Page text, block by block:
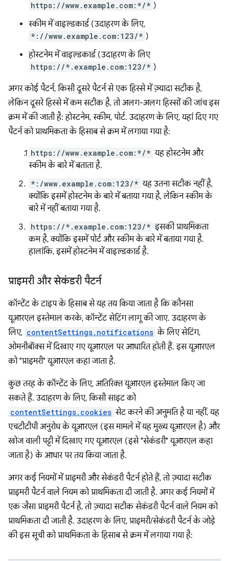
https://www.example.com:*/* )
स्कीम में वाइल्डकार्ड (उदाहरण के लिए,
*://www.example.com:123/* )
होस्टनेम में वाइल्डकार्ड (उदाहरण के लिए
https://*.example.com:123/* )
अगर कोई पैटर्न, किसी दूसरे पैटर्न से एक हिस्से में ज़्यादा सटीक है,
लेकिन दूसरे हिस्से में कम सटीक है, तो अलग-अलग हिस्सों की जांच इस
क्रम में की जाती है: होस्टनेम, स्कीम, पोर्ट. उदाहरण के लिए, यहां दिए गए
पैटर्न को प्राथमिकता के हिसाब से क्रम में लगाया गया है:
https://www.example.com:*/* यह होस्टनेम और
स्कीम के बारे में बताता है.
*:/www.example.com:123/* यह उतना सटीक नहीं है,
क्योंकि इसमें होस्टनेम के बारे में बताया गया है, लेकिन स्कीम के
बारे में नहीं बताया गया है.
https://*.example.com:123/* इसकी प्राथमिकता
कम है, क्योंकि इसमें पोर्ट और स्कीम के बारे में बताया गया है.
हालांकि, इसमें होस्टनेम में वाइल्डकार्ड है.
प्राइमरी और सेकंडरी पैटर्न
कॉन्टेंट के टाइप के हिसाब से यह तय किया जाता है कि कौनसा
यूआरएल इस्तेमाल करके, कॉन्टेंट सेटिंग लागू की जाए. उदाहरण के
लिए, contentSettings.notifications के लिए सेटिंग,
ओमनीबॉक्स में दिखाए गए यूआरएल पर आधारित होती हैं. इस यूआरएल
को "प्राइमरी" यूआरएल कहा जाता है.
कुछ तरह के कॉन्टेंट के लिए, अतिरिक्त यूआरएल इस्तेमाल किए जा
सकते हैं. उदाहरण के लिए, किसी साइट को
contentSettings.cookies सेट करने की अनुमति है या नहीं, यह
एचटीटीपी अनुरोध के यूआरएल (इस मामले में यह मुख्य यूआरएल है) और
खोज वाली पट्टी में दिखाए गए यूआरएल (इसे "सेकंडरी" यूआरएल कहा
जाता है) के आधार पर तय किया जाता है.
अगर कई नियमों में प्राइमरी और सेकंडरी पैटर्न होते हैं, तो ज़्यादा सटीक
प्राइमरी पैटर्न वाले नियम को प्राथमिकता दी जाती है. अगर कई नियमों में
एक जैसा प्राइमरी पैटर्न है, तो ज़्यादा सटीक सेकंडरी पैटर्न वाले नियम को
प्राथमिकता दी जाती है. उदाहरण के लिए, प्राइमरी/सेकंडरी पैटर्न के जोड़े
की इस सूची को प्राथमिकता के हिसाब से क्रम में लगाया गया है: